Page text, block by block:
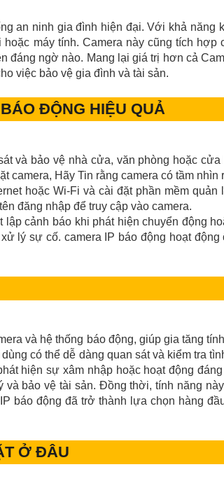
an ninh gia đình hiện đại. Với khả năng
máy tính. Camera này cũng tích
đáng ngờ nào. Mang lại giá trị hơn cả
việc bảo vệ gia đình và tài sản.
ĐỘNG HIỆU QUẢ
và bảo vệ nhà cửa, văn phòng hoặc
Hãy Tin rằng camera có tầm nhìn
hoặc Wi-Fi và cài đặt phần mềm
đăng nhập để truy cập vào camera.
cảnh báo khi phát hiện chuyển động
lý sự cố. camera IP báo động hoạt
và hệ thống báo động, giúp gia tăng
có thể dễ dàng quan sát và kiểm tra
hiện sự xâm nhập hoặc hoạt động
bảo vệ tài sản. Đồng thời, tính năng
báo động đã trở thành lựa chọn hàng
Ở ĐÂU